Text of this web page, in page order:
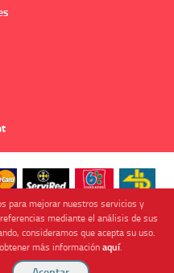
para mejorar nuestros servicios y
mediante el análisis de sus
consideramos que acepta su uso.
más informaciónaquí.